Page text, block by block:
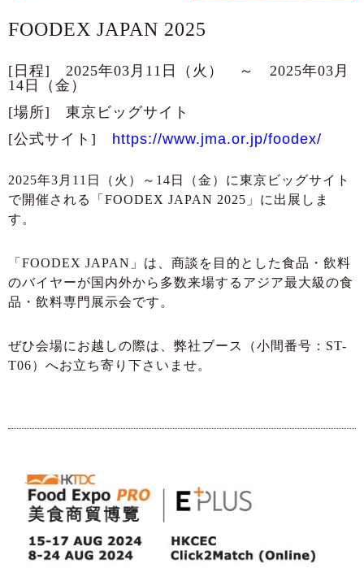
FOODEX JAPAN 2025
[日程] 2025年03月11日（火） ～ 2025年03月
14日（金）
[場所] 東京ビッグサイト
[公式サイト] https://www.jma.or.jp/foodex/
2025年3月11日（火）～14日（金）に東京ビッグサイト
で開催される「FOODEX JAPAN 2025」に出展しま
す。
「FOODEX JAPAN」は、商談を目的とした食品・飲料
のバイヤーが国内外から多数来場するアジア最大級の食
品・飲料専門展示会です。
ぜひ会場にお越しの際は、弊社ブース（小間番号：ST-
T06）へお立ち寄り下さいませ。